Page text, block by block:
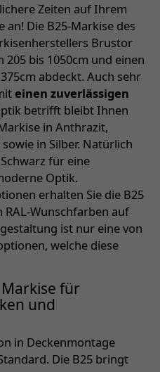
Zeiten auf Ihrem
Die B25-Markise des
Brustor
bis 1050cm und einen
abdeckt. Auch sehr
einen zuverlässigen
betrifft bleibt Ihnen
in Anthrazit,
in Silber. Natürlich
für eine
Optik.
erhalten Sie die B25
RAL-Wunschfarben auf
ist nur eine von
welche diese
für
und
in Deckenmontage
Die B25 bringt